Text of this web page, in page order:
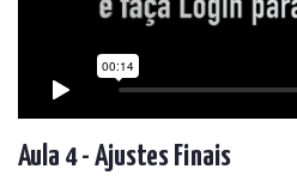
Aula 4 - Ajustes Finais